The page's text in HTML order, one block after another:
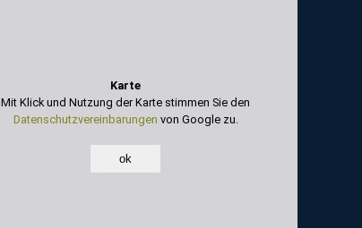
Karte
Mit Klick und Nutzung der Karte stimmen Sie den
Datenschutzvereinbarungen von Google zu.
ok